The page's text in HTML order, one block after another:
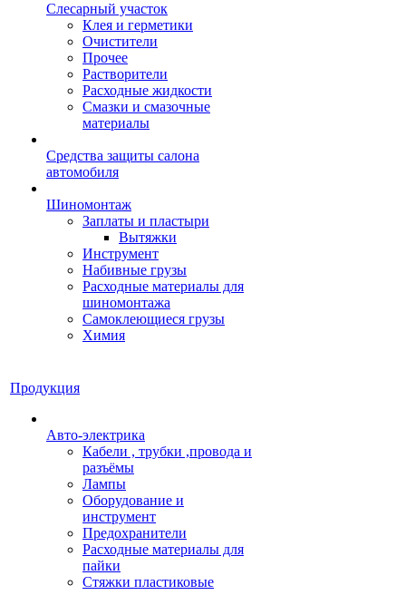
Слесарный участок
Клея и герметики
Очистители
Прочее
Растворители
Расходные жидкости
Смазки и смазочные
материалы
Средства защиты салона
автомобиля
Шиномонтаж
Заплаты и пластыри
Вытяжки
Инструмент
Набивные грузы
Расходные материалы для
шиномонтажа
Самоклеющиеся грузы
Химия
Продукция
Авто-электрика
Кабели , трубки ,провода и
разъёмы
Лампы
Оборудование и
инструмент
Предохранители
Расходные материалы для
пайки
Стяжки пластиковые